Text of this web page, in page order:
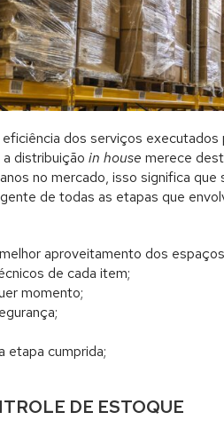
dos serviços executados
distribuição in house merece
no mercado, isso significa que
de todas as etapas que
aproveitamento dos
de cada item;
momento;
etapa cumprida;
DE ESTOQUE